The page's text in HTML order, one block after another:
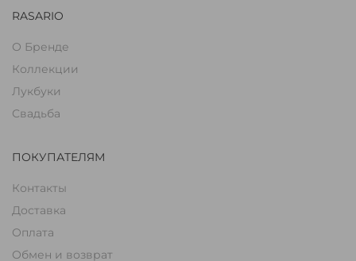
RASARIO
О Бренде
Коллекции
Лукбуки
Свадьба
ПОКУПАТЕЛЯМ
Контакты
Доставка
Оплата
Обмен и возврат